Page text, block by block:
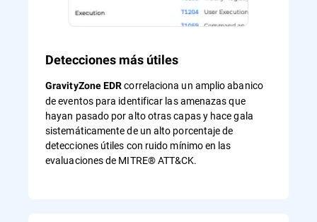
Detecciones más útiles
GravityZone EDRcorrelaciona un amplio abanico
de eventos para identificar las amenazas que
hayan pasado por alto otras capas y hace gala
sistemáticamente de un alto porcentaje de
detecciones útiles con ruido mínimo en las
evaluaciones de MITRE® ATT&CK.